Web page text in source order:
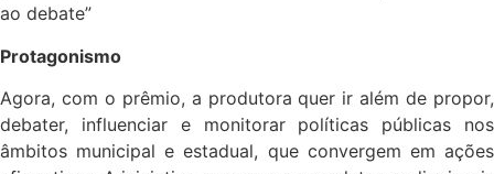
ao debate”
Protagonismo
Agora, com o prêmio, a produtora quer ir além de propor,
debater, influenciar e monitorar políticas públicas nos
âmbitos municipal e estadual, que convergem em ações